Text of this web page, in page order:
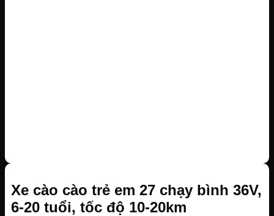
Xe cào cào trẻ em 27 chạy bình 36V,
6-20 tuổi, tốc độ 10-20km